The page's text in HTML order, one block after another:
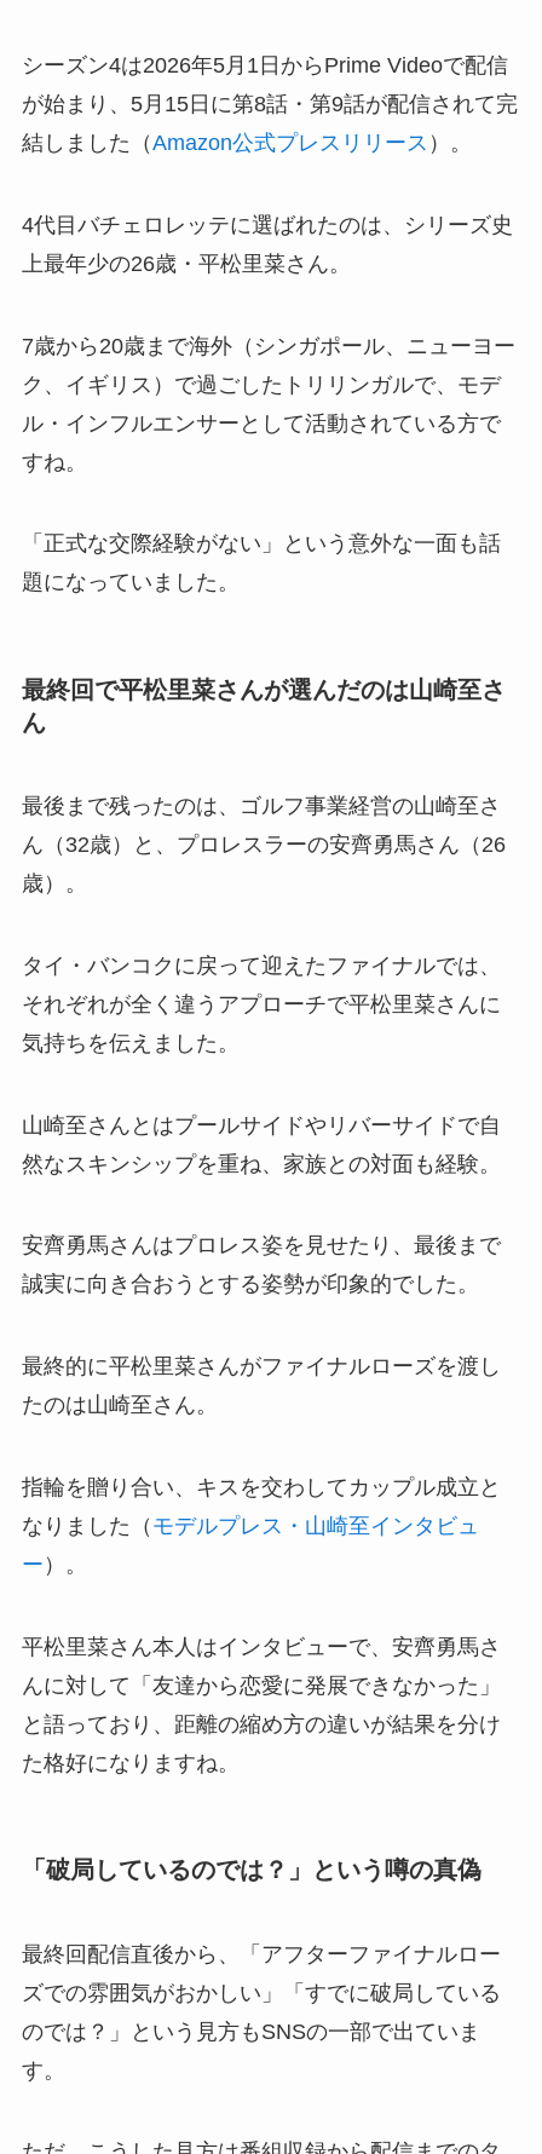
シーズン4は2026年5月1日からPrime Videoで配信
が始まり、5月15日に第8話・第9話が配信されて完
結しました（Amazon公式プレスリリース ）。
4代目バチェロレッテに選ばれたのは、シリーズ史
上最年少の26歳・平松里菜さん。
7歳から20歳まで海外（シンガポール、ニューヨー
ク、イギリス）で過ごしたトリリンガルで、モデ
ル・インフルエンサーとして活動されている方で
すね。
「正式な交際経験がない」という意外な一面も話
題になっていました。
最終回で平松里菜さんが選んだのは山崎至さ
ん
最後まで残ったのは、ゴルフ事業経営の山崎至さ
ん（32歳）と、プロレスラーの安齊勇馬さん（26
歳）。
タイ・バンコクに戻って迎えたファイナルでは、
それぞれが全く違うアプローチで平松里菜さんに
気持ちを伝えました。
山崎至さんとはプールサイドやリバーサイドで自
然なスキンシップを重ね、家族との対面も経験。
安齊勇馬さんはプロレス姿を見せたり、最後まで
誠実に向き合おうとする姿勢が印象的でした。
最終的に平松里菜さんがファイナルローズを渡し
たのは山崎至さん。
指輪を贈り合い、キスを交わしてカップル成立と
なりました（ モデルプレス・山崎至インタビュ
ー ）。
平松里菜さん本人はインタビューで、安齊勇馬さ
んに対して「友達から恋愛に発展できなかった」
と語っており、距離の縮め方の違いが結果を分け
た格好になりますね。
「破局しているのでは？」という噂の真偽
最終回配信直後から、「アフターファイナルロー
ズでの雰囲気がおかしい」「すでに破局している
のでは？」という見方もSNSの一部で出ていま
す。